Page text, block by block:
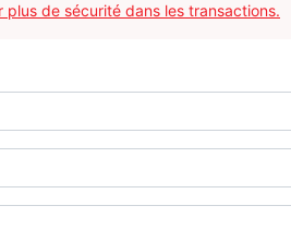
plus de sécurité dans les transactions.